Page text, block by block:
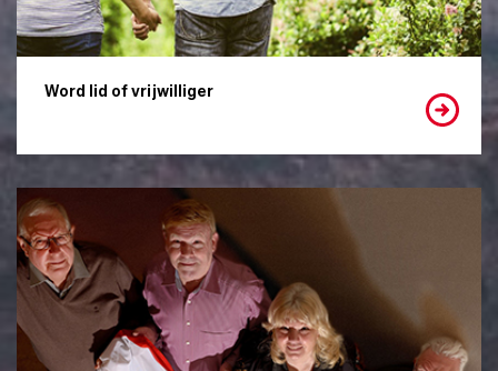
Word lid of vrijwilliger